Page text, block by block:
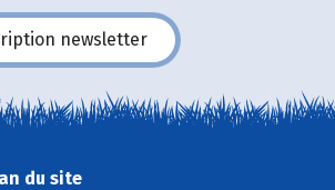
newsletter
du site